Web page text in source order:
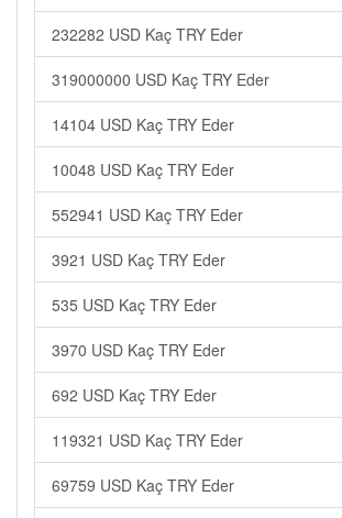
232282 USD Kaç TRY Eder
319000000 USD Kaç TRY Eder
14104 USD Kaç TRY Eder
10048 USD Kaç TRY Eder
552941 USD Kaç TRY Eder
3921 USD Kaç TRY Eder
535 USD Kaç TRY Eder
3970 USD Kaç TRY Eder
692 USD Kaç TRY Eder
119321 USD Kaç TRY Eder
69759 USD Kaç TRY Eder